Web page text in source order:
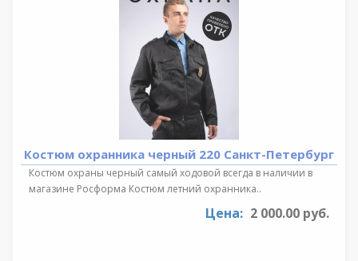
Костюм охранника черный 220 Санкт-Петербург
Костюм охраны черный самый ходовой всегда в наличии в
магазине Росформа Костюм летний охранника..
Цена: 2 000.00 руб.